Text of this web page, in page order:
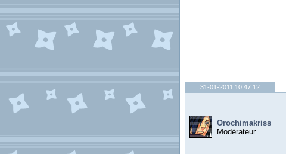
31-01-2011 10:47:12
Orochimakriss
Modérateur